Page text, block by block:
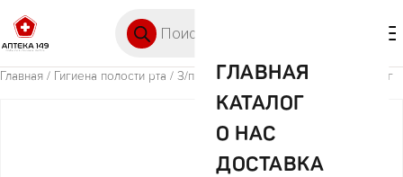
ГЛАВНАЯ
КАТАЛОГ
О НАС
ДОСТАВКА
Главная / Гигиена полости рта / З/п Пародонтол тройное действие 63г